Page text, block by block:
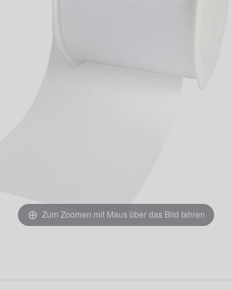
Zum Zoomen mit Maus über das Bild fahren